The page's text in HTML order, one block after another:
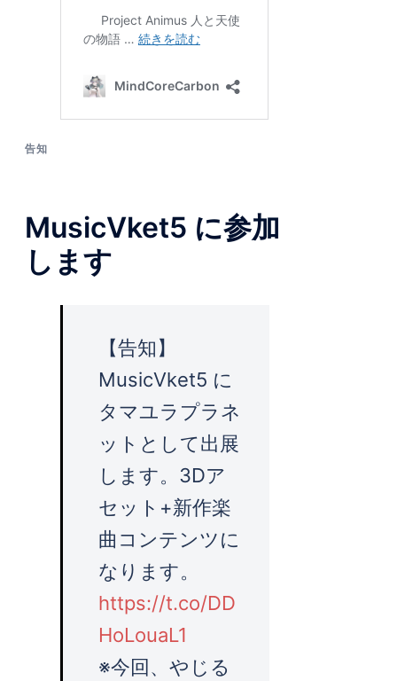
告知
MusicVket5 に参加
します
【告知】
MusicVket5 に
タマユラプラネ
ットとして出展
します。3Dア
セット+新作楽
曲コンテンツに
なります。
https://t.co/DD
HoLouaL1
※今回、やじる